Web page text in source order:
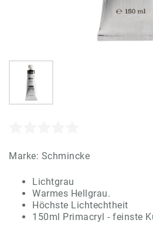
Marke: Schmincke
Lichtgrau
Warmes Hellgrau.
Höchste Lichtechtheit
150ml Primacryl - feinste